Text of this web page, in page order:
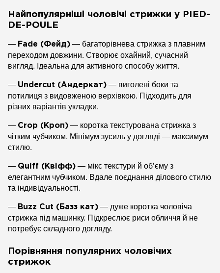
Найпопулярніші чоловічі стрижки у PIED-
DE-POULE
— Fade (Фейд) — багаторівнева стрижка з плавним
переходом довжини. Створює охайний, сучасний
вигляд. Ідеальна для активного способу життя.
— Undercut (Андеркат) — виголені боки та
потилиця з видовженою верхівкою. Підходить для
різних варіантів укладки.
— Crop (Кроп) — коротка текстурована стрижка з
чітким чубчиком. Мінімум зусиль у догляді — максимум
стилю.
— Quiff (Квіфф) — мікс текстури й об’єму з
елегантним чубчиком. Вдале поєднання ділового стилю
та індивідуальності.
— Buzz Cut (Базз кат) — дуже коротка чоловіча
стрижка під машинку. Підкреслює риси обличчя й не
потребує складного догляду.
Порівняння популярних чоловічих
стрижок